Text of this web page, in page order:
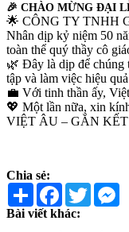
🎉 CHÀO MỪNG ĐẠI
🌟 CÔNG TY TNHH
Nhân dịp kỷ niệm 50
toàn thể quý thầy cô
🌿 Đây là dịp để chúng
tập và làm việc hiệu
💼 Với tinh thần ấy,
💖 Một lần nữa, xin
VIỆT ÂU – GẮN
Chia sẻ:
Share Facebook
Twitter
Bài viết khác: